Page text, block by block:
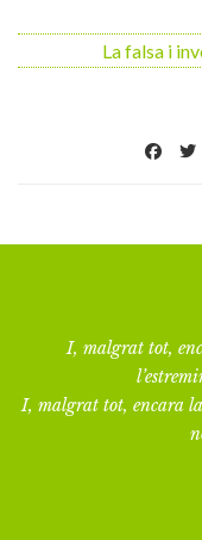
La falsa i
I, malgrat tot,
I, malgrat tot, encara la